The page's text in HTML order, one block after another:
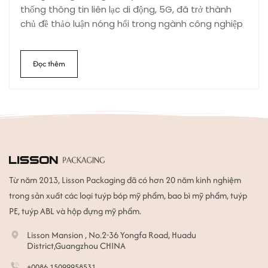
phục hồi làn da quanh mắt, mang lại làn da mắt săn
chắc, mịn màng và đàn hồi. Danh mục sản phẩm
thống thông tin liên lạc di động, 5G, đã trở thành
chủ đề thảo luận nóng hổi trong ngành công nghiệp
và công nghệ không ngừng phát triển. Trong những
năm gần đây, một từ đã xuất hiện thường xuyên
trong cuộc sống của chúng ta - "thông minh". Sự
minh và giao thông thông minh đã dần đưa công
ngành công nghiệp, Nhiều ngành công nghiệp phải
thay đổi phương pháp sản xuất và phát triển ban
đầu để bắt kịp xu hướng thời đại. Điều tương tự cũng
đúng với ngành công nghiệp mỹ phẩm. Nếu ngành
Đọc thêm
Từ năm 2013, Lisson Packaging đã có hơn 20 năm kinh nghiệm
trong sản xuất các loại tuýp bóp mỹ phẩm, bao bì mỹ phẩm, tuýp
PE, tuýp ABL và hộp đựng mỹ phẩm.
Lisson Mansion , No.2-36 Yongfa Road, Huadu
District,Guangzhou CHINA